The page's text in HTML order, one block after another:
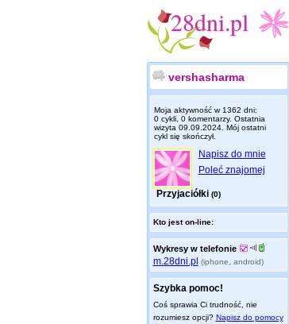
vershasharma
Moja aktywność w 1362 dni:
0 cykli, 0 komentarzy. Ostatnia
wizyta 09.09.2024. Mój ostatni
cykl się skończył.
Napisz do mnie
Poleć znajomej
Przyjaciółki (0)
Kto jest on-line:
Wykresy w telefonie
m.28dni.pl (iphone, android)
Szybka pomoc!
Coś sprawia Ci trudność, nie
rozumiesz opcji? Napisz do pomocy